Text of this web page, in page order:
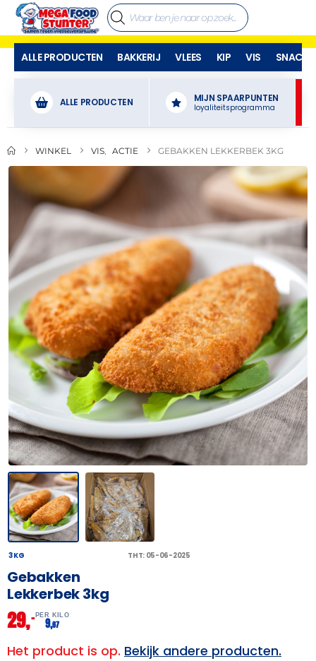
ALLE PRODUCTEN BAKKERIJ VLEES KIP VIS SNACKS
ALLE PRODUCTEN MIJN SPAARPUNTEN
loyaliteitsprogramma
WINKEL VIS ACTIE GEBAKKEN LEKKERBEK 3KG
3 KG THT: 05-06-2025
Gebakken
Lekkerbek 3kg
29,– PER KILO
9,67
Het product is op. Bekijk andere producten.